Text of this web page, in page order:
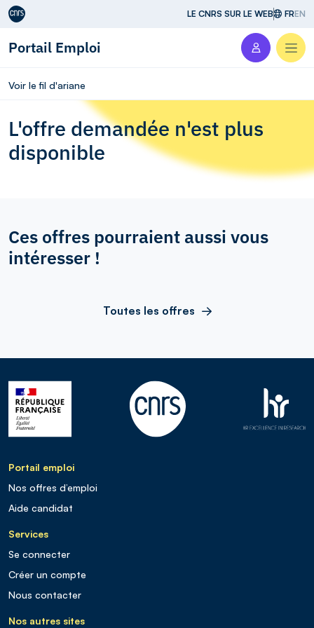
Aller au contenu LE CNRS SUR LE WEB FREN
Portail Emploi
Voir le fil d'ariane
L'offre demandée n'est plus
disponible
Ces offres pourraient aussi vous
intéresser !
Toutes les offres
Portail emploi
Nos offres d’emploi
Aide candidat
Services
Se connecter
Créer un compte
Nous contacter
Nos autres sites